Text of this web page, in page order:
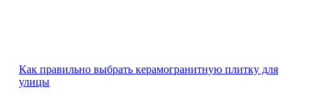
Как правильно выбрать керамогранитную плитку для
улицы